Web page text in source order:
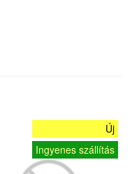
Új
Ingyenes szállítás